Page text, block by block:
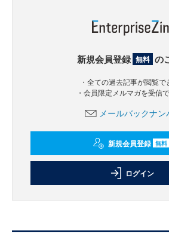
新規会員登録 無料 の
・全ての過去記事が閲覧で
・会員限定メルマガを受信
メールバックナン
新規会員登録 無料
ログイン